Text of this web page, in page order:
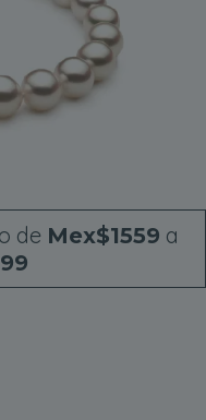
de Mex$1559 a